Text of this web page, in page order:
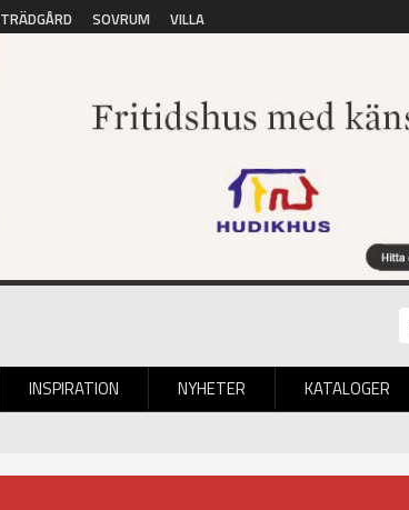
TRÄDGÅRD SOVRUM VILLA
INSPIRATION NYHETER KATALOGER